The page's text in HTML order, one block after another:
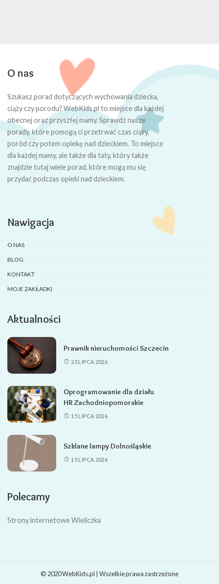
O nas
Szukasz porad dotyczących wychowania dziecka,
ciąży czy porodu? WebKids.pl to miejsce dla każdej
obecnej oraz przyszłej mamy. Sprawdź nasze
porady, które pomogą ci przetrwać czas ciąży,
poród czy potem opiekę nad dzieckiem. To miejsce
dla każdej mamy, ale także dla taty, który także
znajdzie tutaj wiele porad, które mogą mu się
przydać podczas opieki nad dzieckiem.
Nawigacja
O NAS
BLOG
KONTAKT
MOJE ZAKŁADKI
Aktualności
Prawnik nieruchomości Szczecin
23 LIPCA 2026
Oprogramowanie dla działu
HR Zachodniopomorskie
15 LIPCA 2026
Szklane lampy Dolnośląskie
15 LIPCA 2026
Polecamy
Strony internetowe Wieliczka
© 2020 WebKids.pl | Wszelkie prawa zastrzeżone